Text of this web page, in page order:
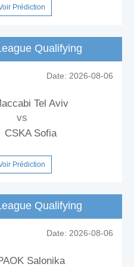
Prédiction
Qualifying
Date: 2026-08-06
Tel Aviv
vs
CSKA Sofia
Prédiction
Qualifying
Date: 2026-08-06
Salonika